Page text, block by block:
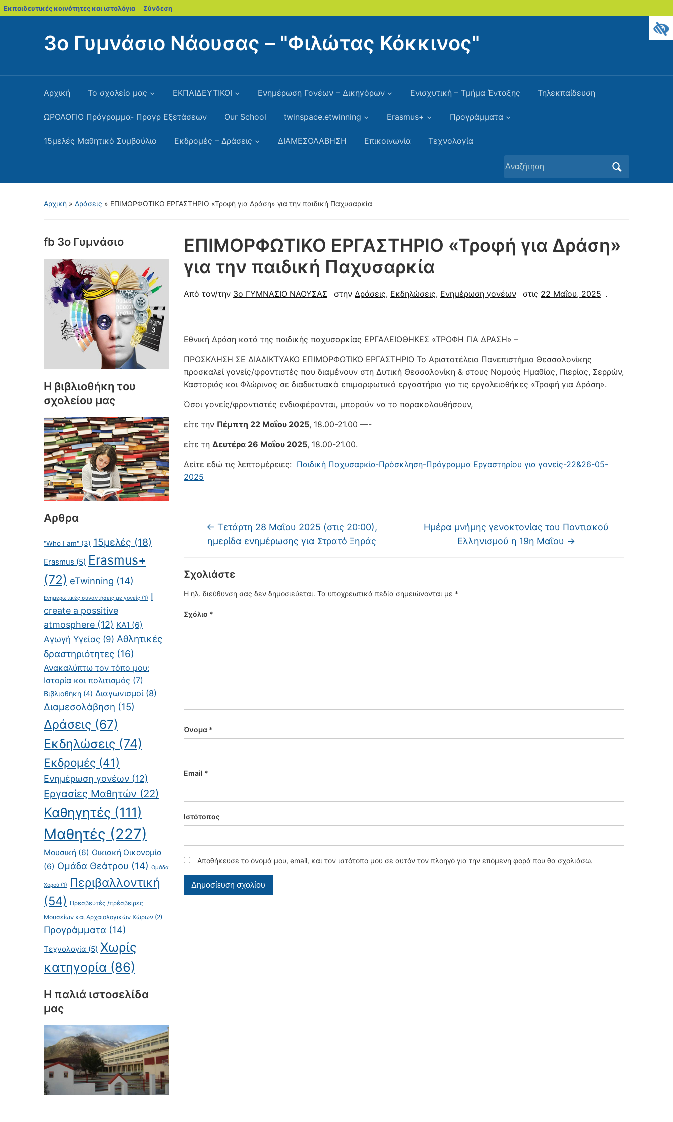
Εκπαιδευτικές κοινότητες και ιστολόγια blogs.sch.gr
Σύνδεση
3ο Γυμνάσιο Νάουσας – "Φιλώτας Κόκκινος"
Αρχική Το σχολείο μας ΕΚΠΑΙΔΕΥΤΙΚΟΙ Ενημέρωση Γονέων – Δικηγόρων Ενισχυτική – Τμήμα Ένταξης Τηλεκπαίδευση
ΩΡΟΛΟΓΙΟ Πρόγραμμα- Προγρ Εξετάσεων Our School twinspace.etwinning Erasmus+ Προγράμματα
15μελές Μαθητικό Συμβούλιο Εκδρομές – Δράσεις ΔΙΑΜΕΣΟΛΑΒΗΣΗ Επικοινωνία Τεχνολογία
Αναζήτηση
για:
Αρχική » Δράσεις » ΕΠΙΜΟΡΦΩΤΙΚΟ ΕΡΓΑΣΤΗΡΙΟ «Τροφή για Δράση» για την παιδική Παχυσαρκία
fb 3ο Γυμνάσιο
Η βιβλιοθήκη του
σχολείου μας
Αρθρα
"Who I am" (3) 15μελές (18)
Erasmus (5) Erasmus+
(72) eTwinning (14)
Eνημερωτικές συναντήσεις με γονείς (1) I
create a possitive
atmosphere (12) KA1 (6)
Αγωγή Υγείας (9) Αθλητικές
δραστηριότητες (16)
Ανακαλύπτω τον τόπο μου:
Ιστορία και πολιτισμός (7)
Βιβλιοθήκη (4) Διαγωνισμοί(8)
Διαμεσολάβηση (15)
Δράσεις (67)
Εκδηλώσεις (74)
Εκδρομές (41)
Ενημέρωση γονέων (12)
Εργασίες Μαθητών (22)
Καθηγητές (111)
Μαθητές (227)
Μουσική (6) Οικιακή Οικονομία
(6) Ομάδα Θεάτρου (14) Ομάδα
Χορού (1)
Περιβαλλοντική
(54) Πρεσβευτές /πρέσβειρες
Μουσείων και Αρχαιολογικών Χώρων (2)
Προγράμματα (14)
Τεχνολογία (5) Χωρίς
κατηγορία (86)
Η παλιά ιστοσελίδα
μας
ΕΠΙΜΟΡΦΩΤΙΚΟ ΕΡΓΑΣΤΗΡΙΟ «Τροφή για Δράση»
για την παιδική Παχυσαρκία
Από τον/την 3o ΓΥΜΝΑΣΙΟ ΝΑΟΥΣΑΣ στην Δράσεις, Εκδηλώσεις, Ενημέρωση γονέων στις 22 Μαΐου, 2025 .
Εθνική Δράση κατά της παιδικής παχυσαρκίας ΕΡΓΑΛΕΙΟΘΗΚΕΣ «ΤΡΟΦΗ ΓΙΑ ΔΡΑΣΗ» –
ΠΡΟΣΚΛΗΣΗ ΣΕ ΔΙΑΔΙΚΤΥΑΚΟ ΕΠΙΜΟΡΦΩΤΙΚΟ ΕΡΓΑΣΤΗΡΙΟ Το Αριστοτέλειο Πανεπιστήμιο Θεσσαλονίκης
προσκαλεί γονείς/φροντιστές που διαμένουν στη Δυτική Θεσσαλονίκη & στους Νομούς Ημαθίας, Πιερίας, Σερρών,
Καστοριάς και Φλώρινας σε διαδικτυακό επιμορφωτικό εργαστήριο για τις εργαλειοθήκες «Τροφή για Δράση».
Όσοι γονείς/φροντιστές ενδιαφέρονται, μπορούν να το παρακολουθήσουν,
είτε την Πέμπτη 22 Μαΐου 2025, 18.00-21.00 —-
είτε τη Δευτέρα 26 Μαΐου 2025, 18.00-21.00.
Δείτε εδώ τις λεπτομέρειες: Παιδική Παχυσαρκία-Πρόσκληση-Πρόγραμμα Εργαστηρίου για γονείς-22&26-05-
2025
← Τετάρτη 28 Μαΐου 2025 (στις 20:00),
ημερίδα ενημέρωσης για Στρατό Ξηράς
Ημέρα μνήμης γενοκτονίας του Ποντιακού
Ελληνισμού η 19η Μαΐου →
Σχολιάστε
Η ηλ. διεύθυνση σας δεν δημοσιεύεται. Τα υποχρεωτικά πεδία σημειώνονται με *
Σχόλιο *
Όνομα *
Email *
Ιστότοπος
Αποθήκευσε το όνομά μου, email, και τον ιστότοπο μου σε αυτόν τον πλοηγό για την επόμενη φορά που θα σχολιάσω.